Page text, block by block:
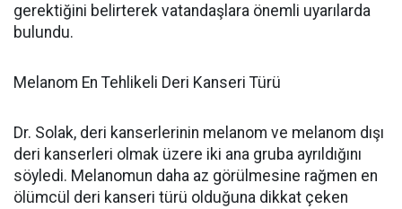
gerektiğini belirterek vatandaşlara önemli uyarılarda
bulundu.
Melanom En Tehlikeli Deri Kanseri Türü
Dr. Solak, deri kanserlerinin melanom ve melanom dışı
deri kanserleri olmak üzere iki ana gruba ayrıldığını
söyledi. Melanomun daha az görülmesine rağmen en
ölümcül deri kanseri türü olduğuna dikkat çeken